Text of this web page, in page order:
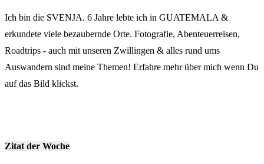
Ich bin die SVENJA. 6 Jahre lebte ich in GUATEMALA &
erkundete viele bezaubernde Orte. Fotografie, Abenteuerreisen,
Roadtrips - auch mit unseren Zwillingen & alles rund ums
Auswandern sind meine Themen! Erfahre mehr über mich wenn Du
auf das Bild klickst.
Zitat der Woche